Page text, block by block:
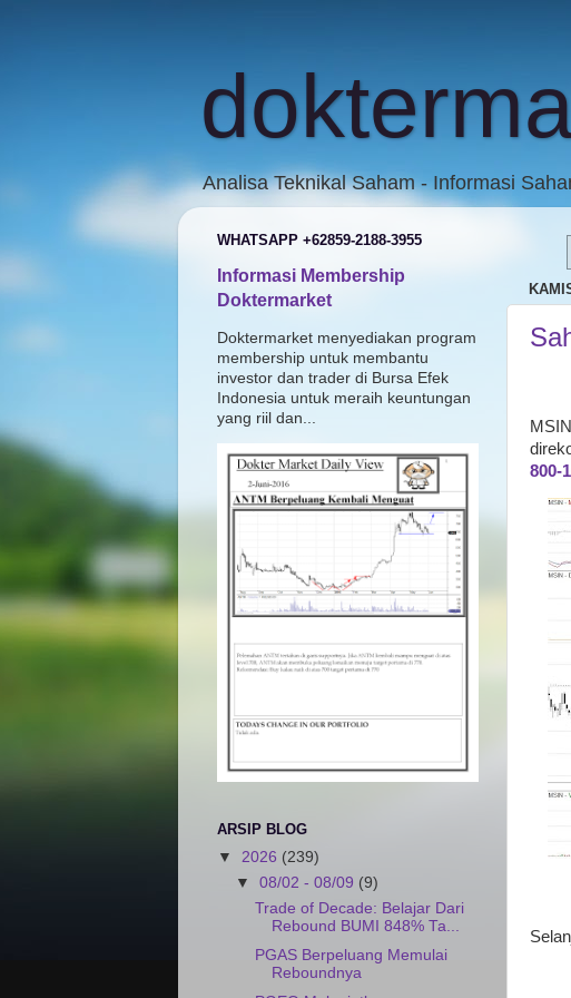
Analisa Teknikal Saham - Informasi
800-
WHATSAPP +62859-2188-3955
Informasi Membership
Doktermarket
Doktermarket menyediakan program
membership untuk membantu
investor dan trader di Bursa Efek
Indonesia untuk meraih keuntungan
yang riil dan...
ARSIP BLOG
▼ 2026 (239)
▼08/02 - 08/09 (9)
Trade of Decade: Belajar Dari
Rebound BUMI 848% Ta...
PGAS Berpeluang Memulai
Reboundnya